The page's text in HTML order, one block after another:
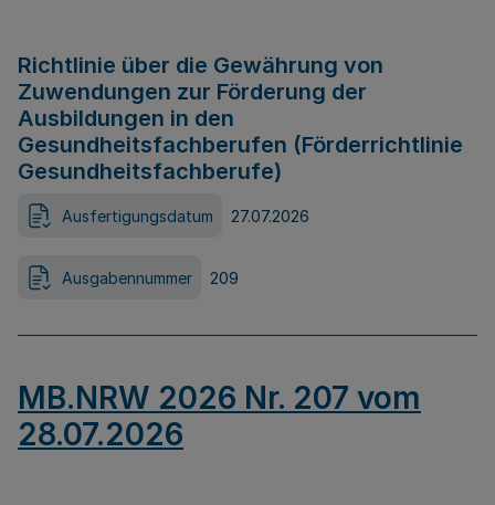
Richtlinie über die Gewährung von
Zuwendungen zur Förderung der
Ausbildungen in den
Gesundheitsfachberufen (Förderrichtlinie
Gesundheitsfachberufe)
Ausfertigungsdatum 27.07.2026
Ausgabennummer 209
MB.NRW 2026 Nr. 207 vom
28.07.2026